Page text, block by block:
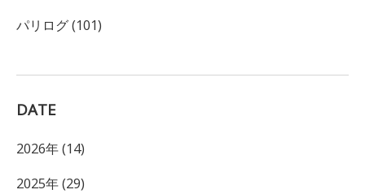
パリログ (101)
DATE
2026年 (14)
2025年 (29)